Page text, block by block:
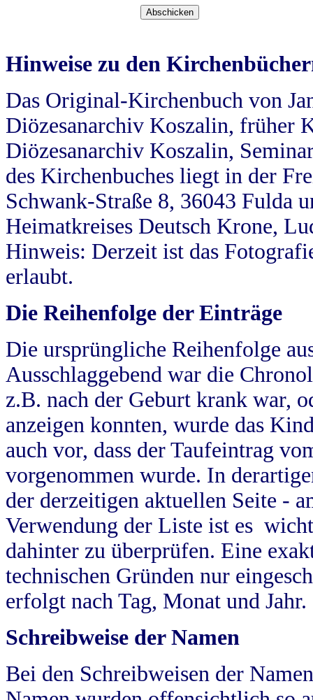
Hinweise zu den
Das Original-Kirchenbuch von
Diözesanarchiv Koszalin, früher
Diözesanarchiv Koszalin,
des Kirchenbuches liegt in der
Schwank-Straße 8, 36043 Fulda
Heimatkreises Deutsch Krone,
Hinweis: Derzeit ist das
erlaubt.
Die Reihenfolge der Einträge
Die ursprüngliche Reihenfolge
Ausschlaggebend war die
z.B. nach der Geburt krank war,
anzeigen konnten, wurde das
auch vor, dass der Taufeintrag
vorgenommen wurde. In
der derzeitigen aktuellen Seite -
Verwendung der Liste ist es
dahinter zu überprüfen. Eine
technischen Gründen nur
erfolgt nach Tag, Monat und Jahr.
Schreibweise der Namen
Bei den Schreibweisen der